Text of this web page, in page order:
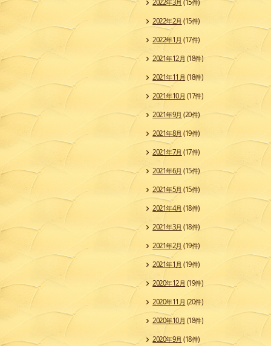
2022年3月 (15件)
2022年2月 (15件)
2022年1月 (17件)
2021年12月 (18件)
2021年11月 (18件)
2021年10月 (17件)
2021年9月 (20件)
2021年8月 (19件)
2021年7月 (17件)
2021年6月 (15件)
2021年5月 (15件)
2021年4月 (18件)
2021年3月 (18件)
2021年2月 (19件)
2021年1月 (19件)
2020年12月 (19件)
2020年11月 (20件)
2020年10月 (18件)
2020年9月 (18件)